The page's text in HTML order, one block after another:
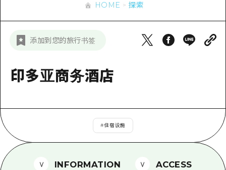
夜晚生活
标准
治愈
宫岛周边
短途旅行
一日游
1晚2天
2晚3天
东山口
爱媛
岛根
超值的游览门票
广岛免费无线上网
新闻
HOME 探索
添加到您的旅行书签
印多亚商务酒店
#住宿设施
INFORMATION ACCESS